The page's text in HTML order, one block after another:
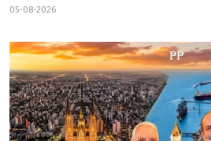
05-08-2026